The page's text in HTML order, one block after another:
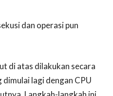
dan operasi pun
di atas dilakukan secara
lagi dengan CPU